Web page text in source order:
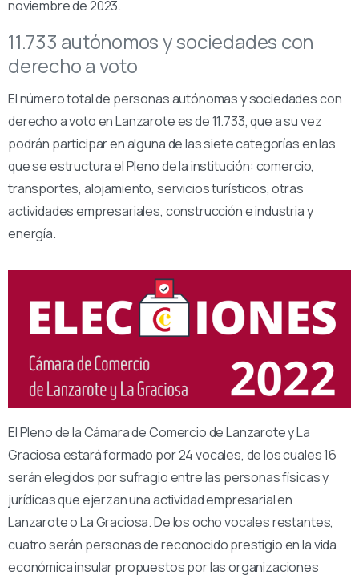
noviembre de 2023.
11.733 autónomos y sociedades con
derecho a voto
El número total de personas autónomas y sociedades con
derecho a voto en Lanzarote es de 11.733, que a su vez
podrán participar en alguna de las siete categorías en las
que se estructura el Pleno de la institución: comercio,
transportes, alojamiento, servicios turísticos, otras
actividades empresariales, construcción e industria y
energía.
El Pleno de la Cámara de Comercio de Lanzarote y La
Graciosa estará formado por 24 vocales, de los cuales 16
serán elegidos por sufragio entre las personas físicas y
jurídicas que ejerzan una actividad empresarial en
Lanzarote o La Graciosa. De los ocho vocales restantes,
cuatro serán personas de reconocido prestigio en la vida
económica insular propuestos por las organizaciones